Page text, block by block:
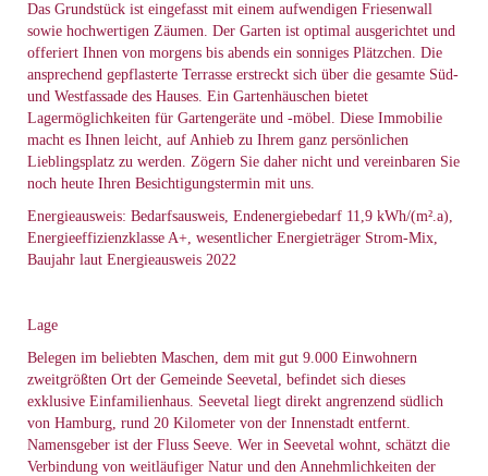
Das Grundstück ist eingefasst mit einem aufwendigen Friesenwall
sowie hochwertigen Zäumen. Der Garten ist optimal ausgerichtet und
offeriert Ihnen von morgens bis abends ein sonniges Plätzchen. Die
ansprechend gepflasterte Terrasse erstreckt sich über die gesamte Süd-
und Westfassade des Hauses. Ein Gartenhäuschen bietet
Lagermöglichkeiten für Gartengeräte und -möbel. Diese Immobilie
macht es Ihnen leicht, auf Anhieb zu Ihrem ganz persönlichen
Lieblingsplatz zu werden. Zögern Sie daher nicht und vereinbaren Sie
noch heute Ihren Besichtigungstermin mit uns.
Energieausweis: Bedarfsausweis, Endenergiebedarf 11,9 kWh/(m².a),
Energieeffizienzklasse A+, wesentlicher Energieträger Strom-Mix,
Baujahr laut Energieausweis 2022
Lage
Belegen im beliebten Maschen, dem mit gut 9.000 Einwohnern
zweitgrößten Ort der Gemeinde Seevetal, befindet sich dieses
exklusive Einfamilienhaus. Seevetal liegt direkt angrenzend südlich
von Hamburg, rund 20 Kilometer von der Innenstadt entfernt.
Namensgeber ist der Fluss Seeve. Wer in Seevetal wohnt, schätzt die
Verbindung von weitläufiger Natur und den Annehmlichkeiten der